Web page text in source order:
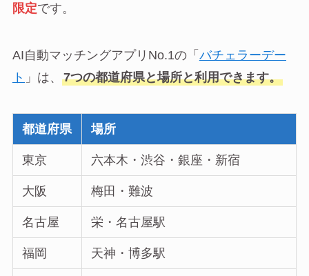
限定です。
AI自動マッチングアプリNo.1の「 バチェラーデー
ト 」は、 7つの都道府県と場所と利用できます。
都道府県 場所
東京 六本木・渋谷・銀座・新宿
大阪 梅田・難波
名古屋 栄・名古屋駅
福岡 天神・博多駅